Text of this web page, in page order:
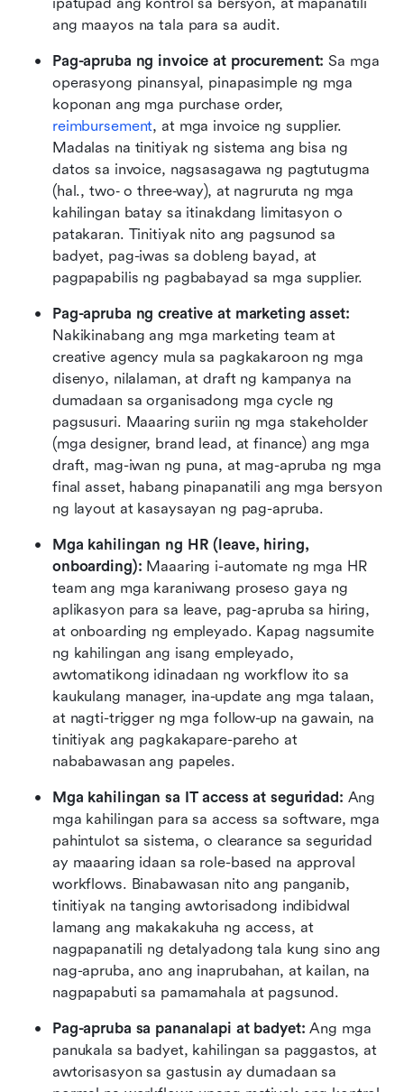
ang maayos na tala para sa audit.
Pag-apruba ng invoice at procurement: Sa mga
operasyong pinansyal, pinapasimple ng mga
reimbursement, at mga invoice ng supplier.
Madalas na tinitiyak ng sistema ang bisa ng
datos sa invoice, nagsasagawa ng pagtutugma
(hal., two‑ o three‑way), at nagruruta ng mga
kahilingan batay sa itinakdang limitasyon o
patakaran. Tinitiyak nito ang pagsunod sa
badyet, pag-iwas sa dobleng bayad, at
pagpapabilis ng pagbabayad sa mga supplier.
Nakikinabang ang mga marketing team at
creative agency mula sa pagkakaroon ng mga
disenyo, nilalaman, at draft ng kampanya na
dumadaan sa organisadong mga cycle ng
pagsusuri. Maaaring suriin ng mga stakeholder
(mga designer, brand lead, at finance) ang mga
draft, mag-iwan ng puna, at mag-apruba ng mga
final asset, habang pinapanatili ang mga bersyon
ng layout at kasaysayan ng pag-apruba.
Mga kahilingan ng HR (leave, hiring,
onboarding): Maaaring i-automate ng mga HR
team ang mga karaniwang proseso gaya ng
aplikasyon para sa leave, pag-apruba sa hiring,
at onboarding ng empleyado. Kapag nagsumite
ng kahilingan ang isang empleyado,
awtomatikong idinadaan ng workflow ito sa
kaukulang manager, ina-update ang mga talaan,
at nagti-trigger ng mga follow-up na gawain, na
tinitiyak ang pagkakapare-pareho at
nababawasan ang papeles.
Mga kahilingan sa IT access at seguridad: Ang
mga kahilingan para sa access sa software, mga
pahintulot sa sistema, o clearance sa seguridad
ay maaaring idaan sa role-based na approval
workflows. Binabawasan nito ang panganib,
tinitiyak na tanging awtorisadong indibidwal
lamang ang makakakuha ng access, at
nagpapanatili ng detalyadong tala kung sino ang
nag-apruba, ano ang inaprubahan, at kailan, na
nagpapabuti sa pamamahala at pagsunod.
Pag-apruba sa pananalapi at badyet: Ang mga
panukala sa badyet, kahilingan sa paggastos, at
awtorisasyon sa gastusin ay dumadaan sa